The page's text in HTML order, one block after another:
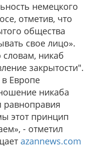
немецкого
отметив, что
общества
свое лицо».
никаб
закрытости".
Европе
никаба
равноправия
этот принцип
- отметил
azannews.com